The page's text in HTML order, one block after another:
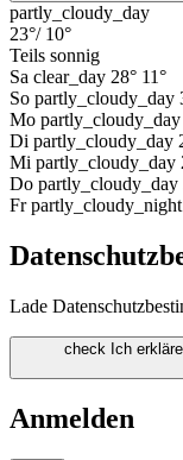
partly_cloudy_day
23°/ 10°
Teils sonnig
Sa clear_day 28° 11°
So partly_cloudy_day
Mo partly_cloudy_day
Di partly_cloudy_day
Mi partly_cloudy_day
Do partly_cloudy_day
Fr partly_cloudy_night
Lade
check Ich
Anmelden